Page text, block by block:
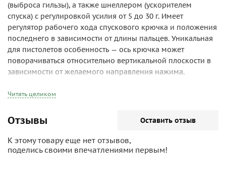
(выброса гильзы), а также шнеллером (ускорителем
спуска) с регулировкой усилия от 5 до 30 г. Имеет
регулятор рабочего хода спускового крючка и положения
последнего в зависимости от длины пальцев. Уникальная
для пистолетов особенность — ось крючка может
поворачиваться относительно вертикальной плоскости в
зависимости от желаемого направления нажима.
Читать целиком
Отзывы Оставить отзыв
К этому товару еще нет отзывов,
поделись своими впечатлениями первым!